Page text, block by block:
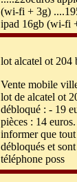
(wi-fi + 3g)
ipad 16gb (wi-fi
lot alcatel ot 204
Vente mobile
lot de alcatel ot
débloqué : - 19
pièces : 14
informer que
débloqués et
téléphone poss